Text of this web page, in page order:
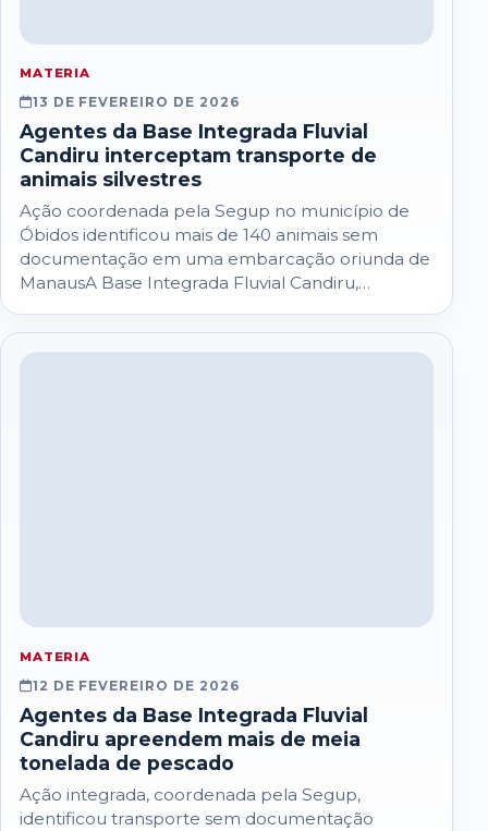
MATERIA
13 DE FEVEREIRO DE 2026
Agentes da Base Integrada Fluvial
Candiru interceptam transporte de
animais silvestres
Ação coordenada pela Segup no município de
Óbidos identificou mais de 140 animais sem
documentação em uma embarcação oriunda de
ManausA Base Integrada Fluvial Candiru,
MATERIA
12 DE FEVEREIRO DE 2026
Agentes da Base Integrada Fluvial
Candiru apreendem mais de meia
tonelada de pescado
Ação integrada, coordenada pela Segup,
identificou transporte sem documentação